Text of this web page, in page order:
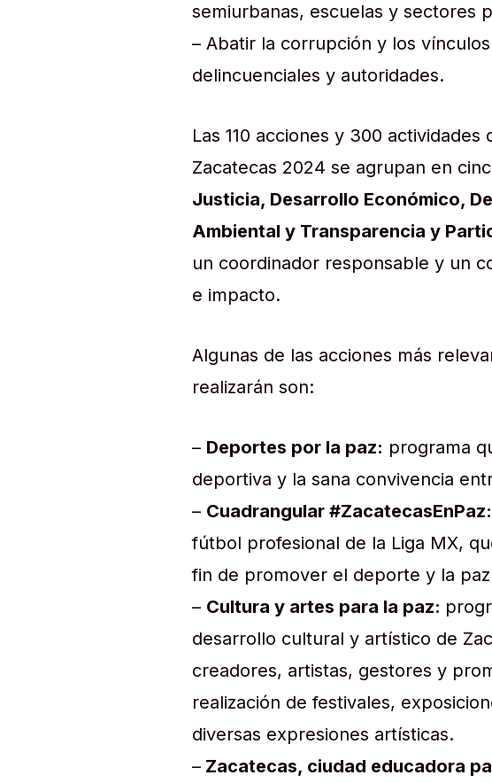
semiurbanas, escuelas y sectores
– Abatir la corrupción y los
delincuenciales y autoridades.
Las 110 acciones y 300
Zacatecas 2024 se agrupan en
Justicia, Desarrollo Económico,
Ambiental y Transparencia y
un coordinador responsable y un
e impacto.
Algunas de las acciones más
realizarán son:
– Deportes por la paz: programa
deportiva y la sana convivencia
– Cuadrangular #ZacatecasEnPaz:
fútbol profesional de la Liga MX,
fin de promover el deporte y la
– Cultura y artes para la paz:
desarrollo cultural y artístico de
creadores, artistas, gestores y
realización de festivales,
diversas expresiones artísticas.
– Zacatecas, ciudad educadora